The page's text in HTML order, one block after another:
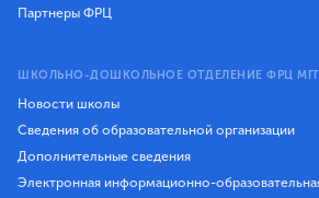
Партнеры ФРЦ
ШКОЛЬНО-ДОШКОЛЬНОЕ ОТДЕЛЕНИЕ ФРЦ
Новости школы
Сведения об образовательной организации
Дополнительные сведения
Электронная информационно-